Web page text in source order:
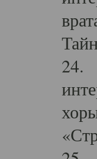
24.